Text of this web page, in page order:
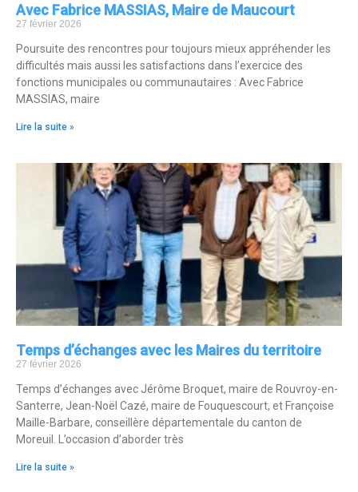
Avec Fabrice MASSIAS, Maire de Maucourt
27 février 2026
Poursuite des rencontres pour toujours mieux appréhender les
difficultés mais aussi les satisfactions dans l’exercice des
fonctions municipales ou communautaires : Avec Fabrice
MASSIAS, maire
Lire la suite »
Temps d’échanges avec les Maires du territoire
27 février 2026
Temps d’échanges avec Jérôme Broquet, maire de Rouvroy-en-
Santerre, Jean-Noël Cazé, maire de Fouquescourt, et Françoise
Maille-Barbare, conseillère départementale du canton de
Moreuil. L’occasion d’aborder très
Lire la suite »